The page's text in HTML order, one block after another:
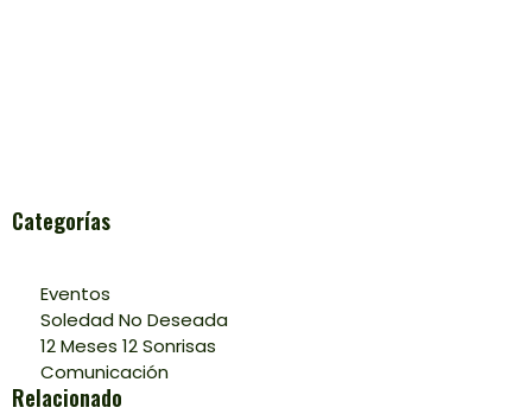
Categorías
Eventos
Soledad No Deseada
12 Meses 12 Sonrisas
Comunicación
Relacionado